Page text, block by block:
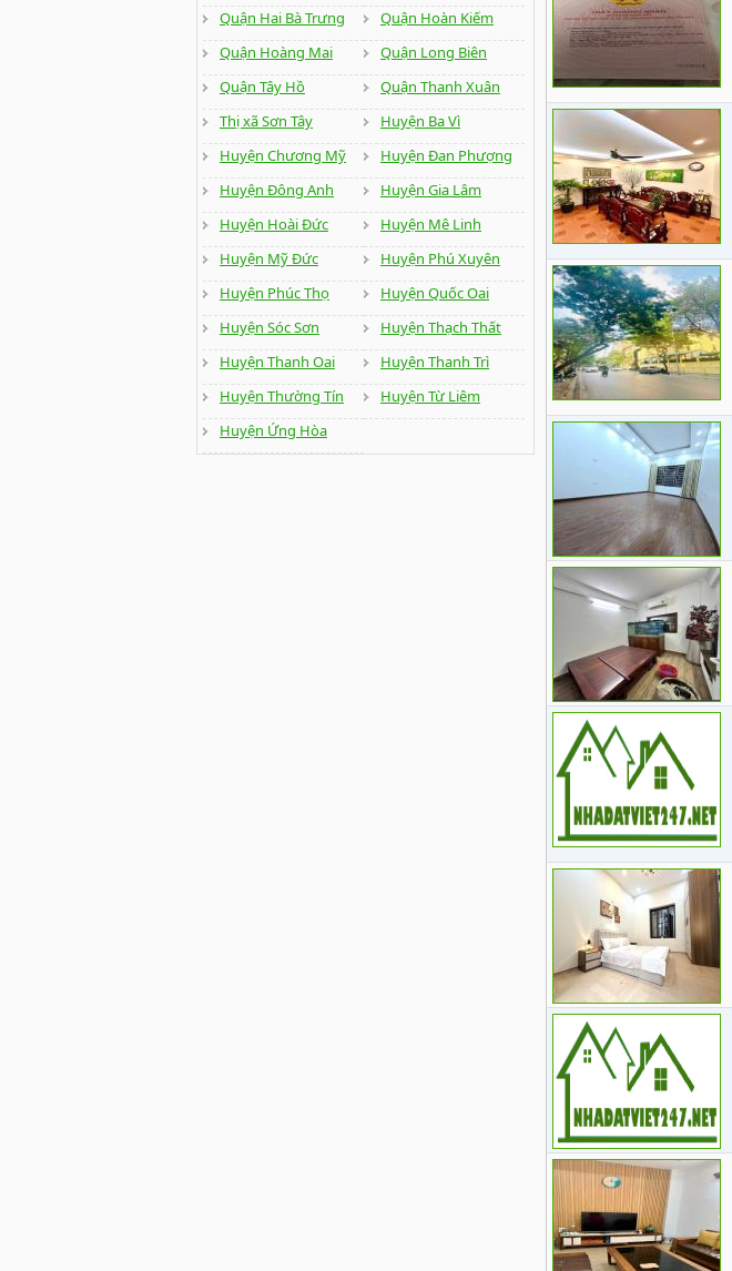
Quận Hai Bà Trưng
Quận Hoàn Kiếm
Quận Hoàng Mai
Quận Long Biên
Quận Tây Hồ
Quận Thanh Xuân
Thị xã Sơn Tây
Huyện Ba Vì
Huyện Chương Mỹ
Huyện Đan Phượng
Huyện Đông Anh
Huyện Gia Lâm
Huyện Hoài Đức
Huyện Mê Linh
Huyện Mỹ Đức
Huyện Phú Xuyên
Huyện Phúc Thọ
Huyện Quốc Oai
Huyện Sóc Sơn
Huyện Thạch Thất
Huyện Thanh Oai
Huyện Thanh Trì
Huyện Thường Tín
Huyện Từ Liêm
Huyện Ứng Hòa